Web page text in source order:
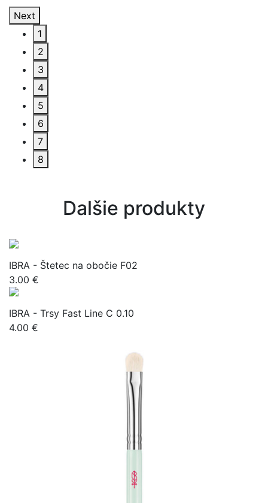
Next
1
2
3
4
5
6
7
8
Dalšie produkty
IBRA - Štetec na obočie F02
3.00 €
IBRA - Trsy Fast Line C 0.10
4.00 €